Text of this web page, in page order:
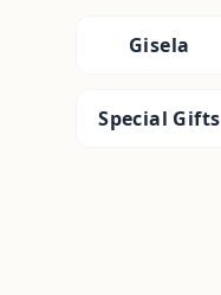
Gisela
Special Gifts